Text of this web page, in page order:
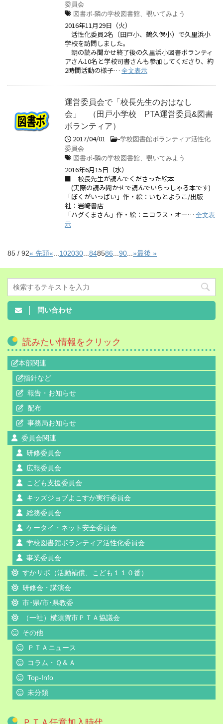
委員会
図書ボ-隣の学校図書館、覗いてみよう
2016年11月29日（火）
活性化委員2名（田戸小、鶴久保小）で久里浜小
学校を訪問しました。
朝の読み聞かせ終了後の久里浜小図書ボランティ
アさん10名と学校司書さんも参加してくださり、約
2時間活動の様子… 全文表示
運営委員会で「校長先生のおはなし
会」 （田戸小学校 PTA運営委員&図書
ボランティア）
2017/04/01 -学校図書館ボランティア活性化
委員会
図書ボ-隣の学校図書館、覗いてみよう
2016年6月15日（水）
■ 校長先生が読んでくださった絵本
(実際の読み聞かせで読んでいらっしゃる本です)
「ぼくがいっぱい」作・絵：いもとようこ/出版
社：岩崎書店
「ハグくまさん」作・絵：ニコラス・オー… 全文表
示
85 / 92« 先頭«...102030...848586...90...»最後 »
問い合わせ
読みたい情報をクリック
本部関連
指針など
報告・お知らせ
配布
事務局お知らせ
委員会関連
研修委員会
広報委員会
こども支援委員会
キッズジョブよこすか実行委員会
総務委員会
ケータイ・ネット安全委員会
学校図書館ボランティア活性化委員会
事業委員会
すかサポ（活動補償、こども１１０番）
研修会・講演会
市･県/市･県教委
（一社）横須賀市ＰＴＡ協議会
その他
ＰＴＡニュース
コラム・Ｑ＆Ａ
Top-Info
未分類